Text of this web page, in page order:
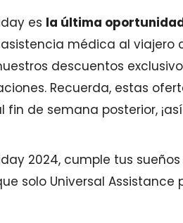
es la última
médica al viajero
descuentos
Recuerda, estas
fin de semana posterior,
2024, cumple tus
solo Universal Assistance